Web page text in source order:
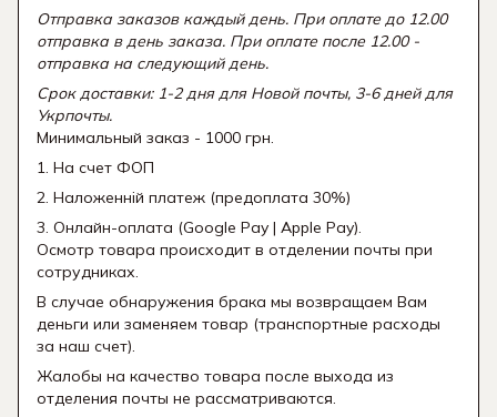
Отправка заказов каждый день. При оплате до 12.00
отправка в день заказа. При оплате после 12.00 -
отправка на следующий день.
Срок доставки: 1-2 дня для Новой почты, 3-6 дней для
Укрпочты.
Минимальный заказ - 1000 грн.
1. На счет ФОП
2. Наложенній платеж (предоплата 30%)
3. Онлайн-оплата (Google Pay | Apple Pay).
Осмотр товара происходит в отделении почты при
сотрудниках.
В случае обнаружения брака мы возвращаем Вам
деньги или заменяем товар (транспортные расходы
за наш счет).
Жалобы на качество товара после выхода из
отделения почты не рассматриваются.